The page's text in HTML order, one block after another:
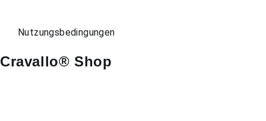
Nutzungsbedingungen
Cravallo® Shop